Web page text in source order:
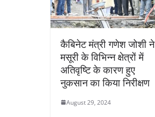
कैबिनेट मंत्री गणेश जोशी ने
मसूरी के विभिन्न क्षेत्रों में
अतिवृष्टि के कारण हुए
नुकसान का किया निरीक्षण
August 29, 2024